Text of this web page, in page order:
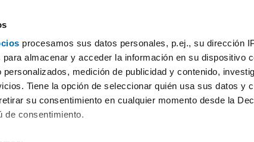
procesamos sus datos personales, p.ej., su dirección
almacenar y acceder la información en su dispositivo
medición de publicidad y contenido,
Tiene la opción de seleccionar quién usa sus datos y
su consentimiento en cualquier momento desde la
de consentimiento.
Chambres Plus de filtres - 1
Madrid